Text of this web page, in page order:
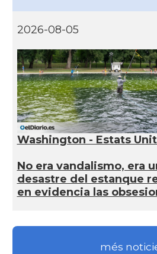
2026-08-05
Washington - Estats
No era vandalismo, era
desastre del estanque
en evidencia las
més